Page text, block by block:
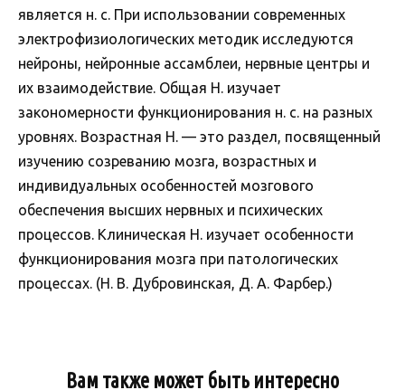
является н. с. При использовании современных
электрофизиологических методик исследуются
нейроны, нейронные ассамблеи, нервные центры и
их взаимодействие. Общая Н. изучает
закономерности функционирования н. с. на разных
уровнях. Возрастная Н. — это раздел, посвященный
изучению созреванию мозга, возрастных и
индивидуальных особенностей мозгового
обеспечения высших нервных и психических
процессов. Клиническая Н. изучает особенности
функционирования мозга при патологических
процессах. (Н. В. Дубровинская, Д. А. Фарбер.)
Вам также может быть интересно